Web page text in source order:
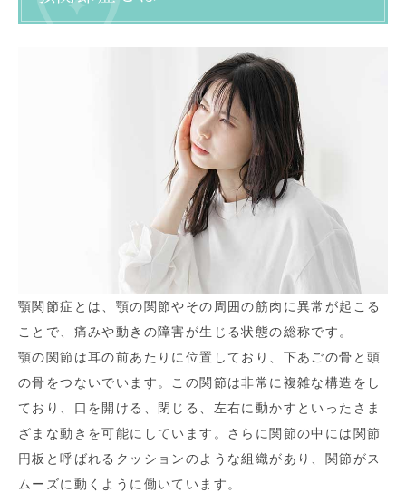
顎関節症とは、顎の関節やその周囲の筋肉に異常が起こる
ことで、痛みや動きの障害が生じる状態の総称です。
顎の関節は耳の前あたりに位置しており、下あごの骨と頭
の骨をつないでいます。この関節は非常に複雑な構造をし
ており、口を開ける、閉じる、左右に動かすといったさま
ざまな動きを可能にしています。さらに関節の中には関節
円板と呼ばれるクッションのような組織があり、関節がス
ムーズに動くように働いています。